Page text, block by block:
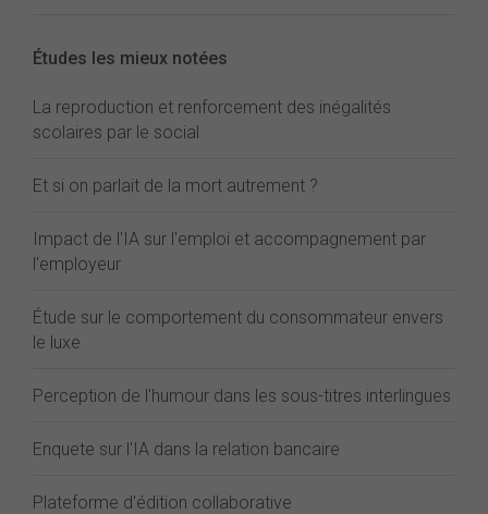
Études les mieux notées
La reproduction et renforcement des inégalités
scolaires par le social
Et si on parlait de la mort autrement ?
Impact de l'IA sur l'emploi et accompagnement par
l'employeur
Étude sur le comportement du consommateur envers
le luxe
Perception de l'humour dans les sous-titres interlingues
Enquete sur l'IA dans la relation bancaire
Plateforme d'édition collaborative